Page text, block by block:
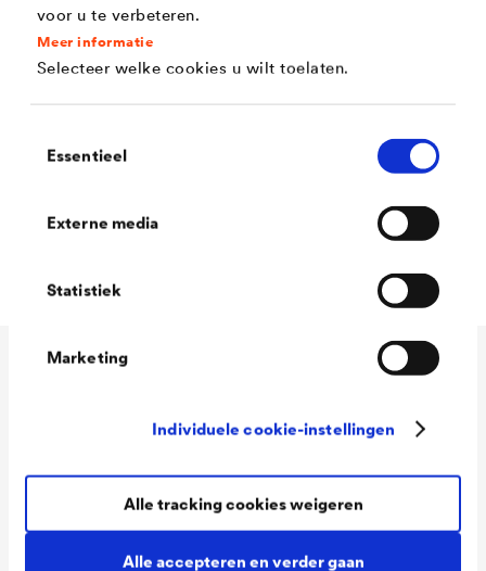
voor u te verbeteren.
Meer informatie
Selecteer welke cookies u wilt toelaten.
Essentieel
Externe media
Statistiek
Marketing
Individuele cookie-instellingen
Alle accepteren en verder gaan
Alle tracking cookies weigeren
met rol, borstel of airless spuitmethode
Diverse testcertificaten beschikbaar (o.a.
Reinigbaar
Consumption
110 - 130 ml/m²
Packaging Sizes
1,0 L / 5 L / 12 L